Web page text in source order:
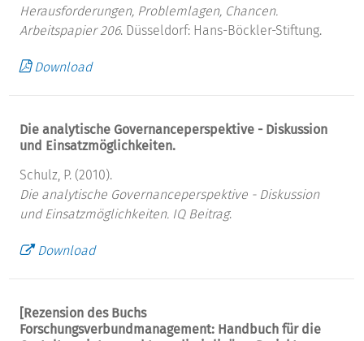
Herausforderungen, Problemlagen, Chancen.
Arbeitspapier 206. Düsseldorf: Hans-Böckler-Stiftung.
Download
Die analytische Governanceperspektive - Diskussion
und Einsatzmöglichkeiten.
Schulz, P. (2010).
Die analytische Governanceperspektive - Diskussion
und Einsatzmöglichkeiten. IQ Beitrag.
Download
[Rezension des Buchs
Forschungsverbundmanagement: Handbuch für die